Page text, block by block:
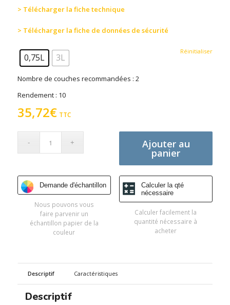
> Télécharger la fiche technique
> Télécharger la fiche de données de sécurité
0,75L 3L
Réinitialiser
Nombre de couches recommandées : 2
Rendement : 10
35,72€ TTC
Ajouter au
panier
Demande d'échantillon
Nous pouvons vous
faire parvenir un
échantillon papier de la
couleur
Calculer la qté
nécessaire
Calculer facilement la
quantité nécessaire à
acheter
Descriptif Caractéristiques
Descriptif